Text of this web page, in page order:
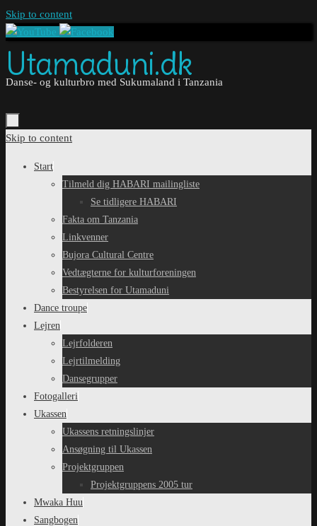
Skip to content
Utamaduni.dk
Danse- og kulturbro med Sukumaland i Tanzania
Skip to content
Start
Tilmeld dig HABARI mailingliste
Se tidligere HABARI
Fakta om Tanzania
Linkvenner
Bujora Cultural Centre
Vedtægterne for kulturforeningen
Bestyrelsen for Utamaduni
Dance troupe
Lejren
Lejrfolderen
Lejrtilmelding
Dansegrupper
Fotogalleri
Ukassen
Ukassens retningslinjer
Ansøgning til Ukassen
Projektgruppen
Projektgruppens 2005 tur
Mwaka Huu
Sangbogen